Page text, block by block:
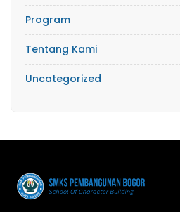
Program
Tentang Kami
Uncategorized